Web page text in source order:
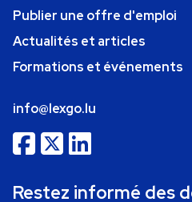
Publier une offre d'emploi
Actualités et articles
Formations et événements
info@lexgo.lu
Restez informé des